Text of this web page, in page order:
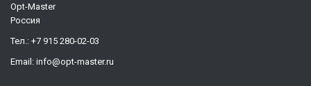
Opt-Master
Россия
Тел.: +7 915 280-02-03
Email: info@opt-master.ru